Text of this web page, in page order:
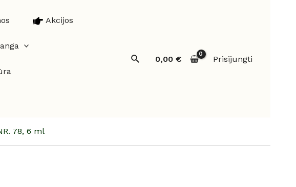
Akcijos
Paieška0,00 € Prisijungti
78, 6 ml